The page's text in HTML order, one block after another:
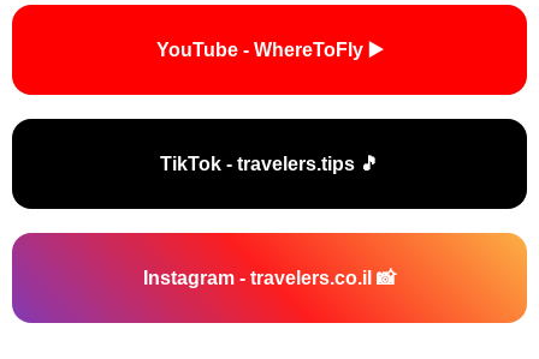
▶️ YouTube - WhereToFly
🎵 TikTok - travelers.tips
📸 Instagram - travelers.co.il